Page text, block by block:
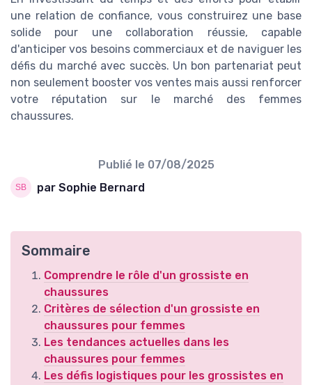
une relation de confiance, vous construirez une base
solide pour une collaboration réussie, capable
d'anticiper vos besoins commerciaux et de naviguer les
défis du marché avec succès. Un bon partenariat peut
non seulement booster vos ventes mais aussi renforcer
votre réputation sur le marché des femmes
chaussures.
Publié le 07/08/2025
par Sophie Bernard
Sommaire
Comprendre le rôle d'un grossiste en
chaussures
Critères de sélection d'un grossiste en
chaussures pour femmes
Les tendances actuelles dans les
chaussures pour femmes
Les défis logistiques pour les grossistes en